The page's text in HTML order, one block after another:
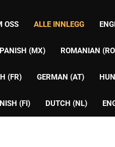
OSS ALLE INNLEGG
(MX) ROMANIAN
(FR) GERMAN (AT)
(FI) DUTCH (NL)